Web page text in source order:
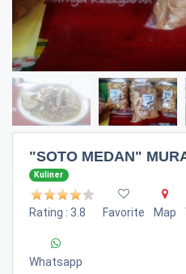
"SOTO MEDAN"
Kuliner
Rating : 3.8 Favorite Map
Whatsapp